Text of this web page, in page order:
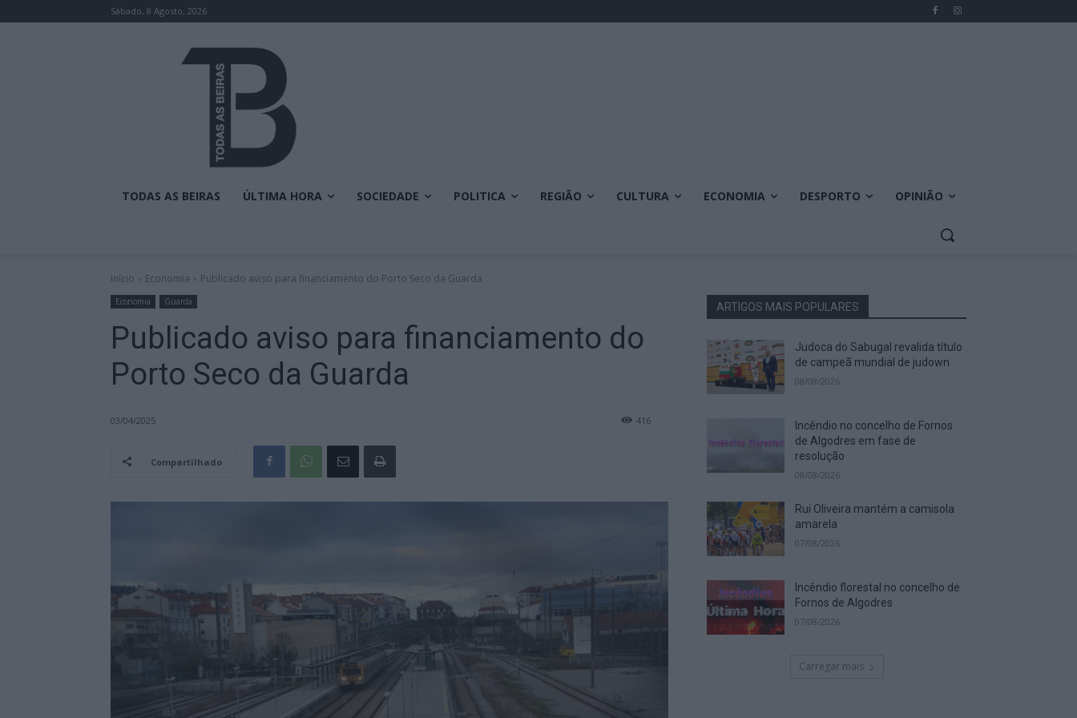
Sábado, 8 Agosto, 2026
TODAS AS BEIRAS ÚLTIMA HORA SOCIEDADE POLITICA REGIÃO CULTURA ECONOMIA DESPORTO OPINIÃO
Início Economia Publicado aviso para financiamento do Porto Seco da Guarda
Economia Guarda
Publicado aviso para financiamento do
Porto Seco da Guarda
03/04/2025 416
Compartilhado
ARTIGOS MAIS POPULARES
Judoca do Sabugal revalida título
de campeã mundial de judown
08/08/2026
Incêndio no concelho de Fornos
de Algodres em fase de
resolução
08/08/2026
Rui Oliveira mantém a camisola
amarela
07/08/2026
Incêndio florestal no concelho de
Fornos de Algodres
07/08/2026
Carregar mais